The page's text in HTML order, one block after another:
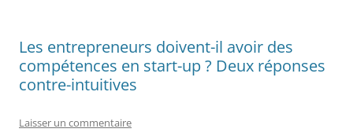
Les entrepreneurs doivent-il avoir des
compétences en start-up ? Deux réponses
contre-intuitives
Laisser un commentaire